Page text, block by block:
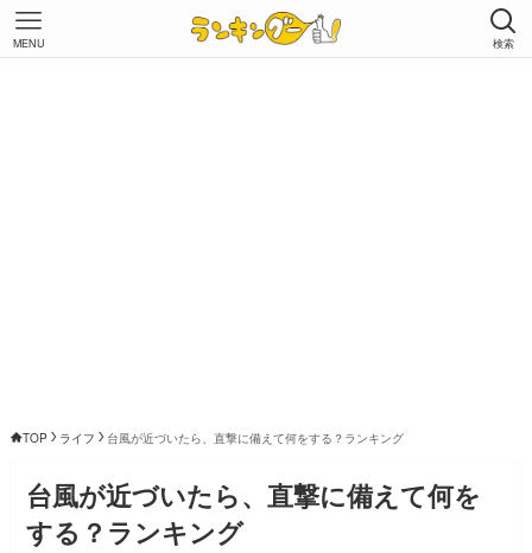
検索
MENU
TOP ライフ 台風が近づいたら、直撃に備えて何をする？ランキング
台風が近づいたら、直撃に備えて何を
する？ランキング